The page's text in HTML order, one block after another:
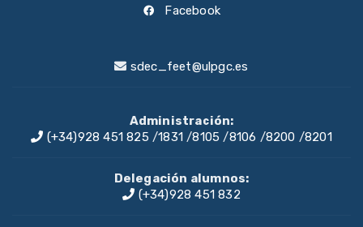
Facebook
sdec_feet@ulpgc.es
Administración:
(+34)928 451 825 /1831/8105 /8106 /8200 /8201
Delegación alumnos:
(+34)928 451 832